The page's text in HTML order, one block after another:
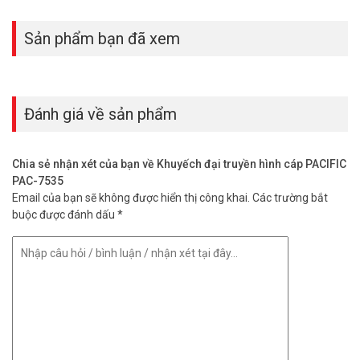
Sản phẩm bạn đã xem
Đánh giá về sản phẩm
Chia sẻ nhận xét của bạn về Khuyếch đại truyền hình cáp PACIFIC
PAC-7535
Email của bạn sẽ không được hiển thị công khai. Các trường bắt
buộc được đánh dấu *